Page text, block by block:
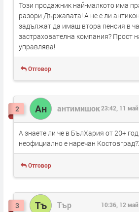
Този продажник най-малкото има
разори Държавата! А не е ли
задължат да имаш втора пенсия в
застрахователна компания? Прост
управлява!
Отговор
2 Ан антимишок23:42, 11
А знаете ли че в БълХария от 20+
неофициално е наречан
Отговор
3 Тъ Тър 10:36, 12